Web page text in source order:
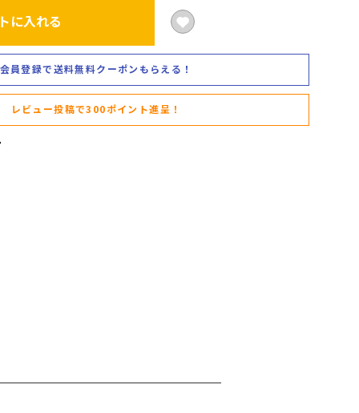
に入れる
会員登録で送料無料クーポンもらえる！
レビュー投稿で300ポイント進呈！